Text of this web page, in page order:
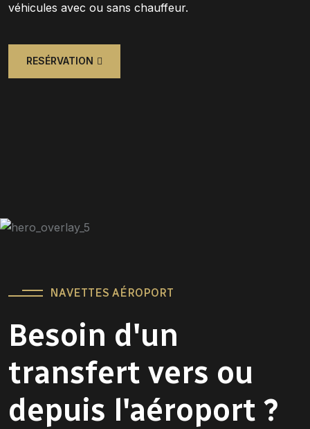
véhicules avec ou sans chauffeur.
RESÉRVATION
NAVETTES AÉROPORT
Besoin d'un
transfert vers ou
depuis l'aéroport ?